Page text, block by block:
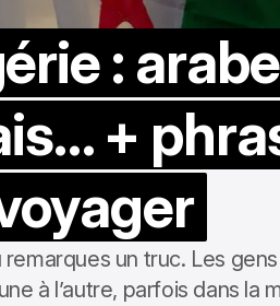
:
+
un truc. Les
à l’autre, parfois dans la